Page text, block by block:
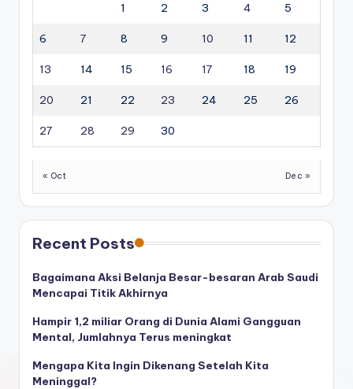
1 2 3 4 5
6 7 8 9 10 11 12
13 14 15 16 17 18 19
20 21 22 23 24 25 26
27 28 29 30
« Oct Dec »
Recent Posts
Bagaimana Aksi Belanja Besar-besaran Arab Saudi
Mencapai Titik Akhirnya
Hampir 1,2 miliar Orang di Dunia Alami Gangguan
Mental, Jumlahnya Terus meningkat
Mengapa Kita Ingin Dikenang Setelah Kita
Meninggal?